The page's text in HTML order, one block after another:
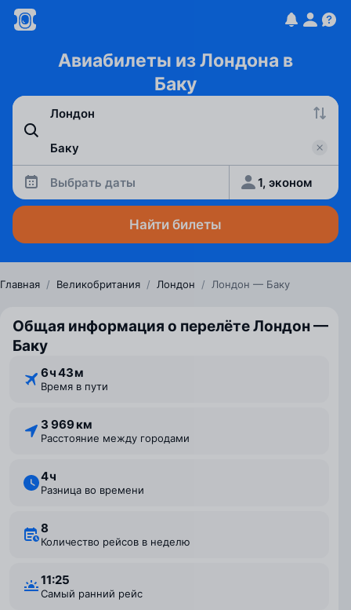
Авиабилеты из Лондона в
Баку
Выбрать даты 1, эконом
Найти билеты
Главная / Великобритания / Лондон / Лондон — Баку
Общая информация о перелёте Лондон —
Баку
6 ⁠ч 43 ⁠м
Время в пути
3 969 км
Расстояние между городами
4 ⁠ч
Разница во времени
8
Количество рейсов в неделю
11:25
Самый ранний рейс